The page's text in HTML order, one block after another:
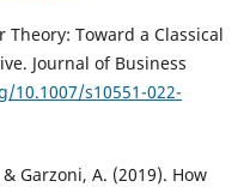
Theory: Toward a Classical
Journal of Business
10.1007/s10551-022-
Garzoni, A. (2019). How